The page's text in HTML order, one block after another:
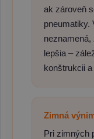
ak zároveň
pneumatiky.
lepšia –
konštrukcii
Zimná
Pri zimných